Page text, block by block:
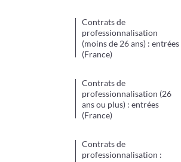
Contrats de
professionnalisation
(moins de 26 ans) : entrées
(France)
Contrats de
professionnalisation (26
ans ou plus) : entrées
(France)
Contrats de
professionnalisation :